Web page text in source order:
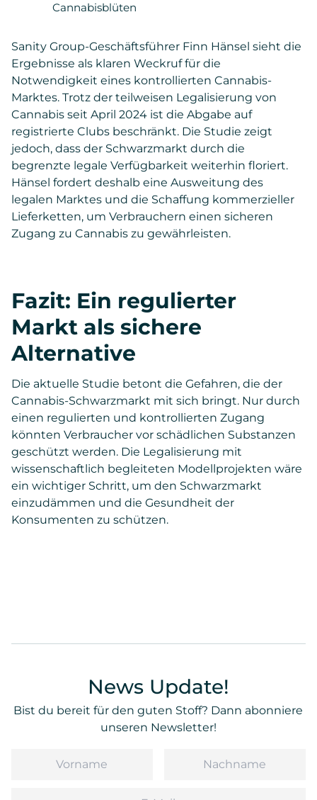
Cannabisblüten
Sanity Group-Geschäftsführer Finn Hänsel sieht die
Ergebnisse als klaren Weckruf für die
Notwendigkeit eines kontrollierten Cannabis-
Marktes. Trotz der teilweisen Legalisierung von
Cannabis seit April 2024 ist die Abgabe auf
registrierte Clubs beschränkt. Die Studie zeigt
jedoch, dass der Schwarzmarkt durch die
begrenzte legale Verfügbarkeit weiterhin floriert.
Hänsel fordert deshalb eine Ausweitung des
legalen Marktes und die Schaffung kommerzieller
Lieferketten, um Verbrauchern einen sicheren
Zugang zu Cannabis zu gewährleisten.
Fazit: Ein regulierter
Markt als sichere
Alternative
Die aktuelle Studie betont die Gefahren, die der
Cannabis-Schwarzmarkt mit sich bringt. Nur durch
einen regulierten und kontrollierten Zugang
könnten Verbraucher vor schädlichen Substanzen
geschützt werden. Die Legalisierung mit
wissenschaftlich begleiteten Modellprojekten wäre
ein wichtiger Schritt, um den Schwarzmarkt
einzudämmen und die Gesundheit der
Konsumenten zu schützen.
News Update!
Bist du bereit für den guten Stoff? Dann abonniere
unseren Newsletter!